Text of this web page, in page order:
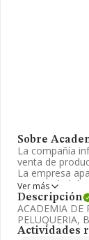
Sobre
La compañía
venta de
La empresa
La actividad de
9621. La
El número de
existentes en
Ver más
Descripción
ACADEMIA DE
PELUQUERIA,
Actividades